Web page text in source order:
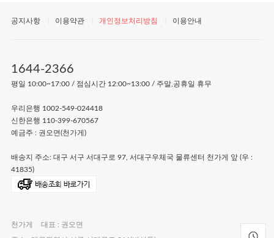
공지사항 이용약관 개인정보처리방침 이용안내
1644-2366
평일 10:00~17:00 / 점심시간 12:00~13:00 / 주말,공휴일 휴무
우리은행 1002-549-024418
신한은행 110-399-670567
예금주 : 권오면(천가게)
배송지 주소: 대구 서구 서대구로 97, 서대구우체국 물류센터 천가게 앞 (우 :
41835)
천가게 대표 : 권오면